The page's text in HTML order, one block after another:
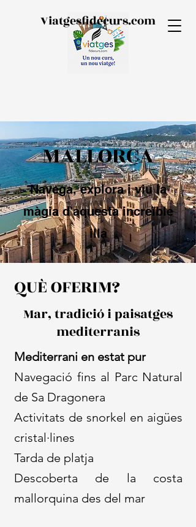
Viatgesfidecurs.com
MALLORCA
Navega, explora i viu la
màgia d'aquesta increïble
illa
QUÈ OFERIM?
Mar, tradició i paisatges
mediterranis
​Mediterrani en estat pur
Navegació fins al Parc Natural
de Sa Dragonera
Activitats de snorkel en aigües
cristal·lines
Tarda de platja
Descoberta de la costa
mallorquina des del mar